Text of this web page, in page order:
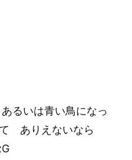
るいは青い鳥になっ
ありえないなら